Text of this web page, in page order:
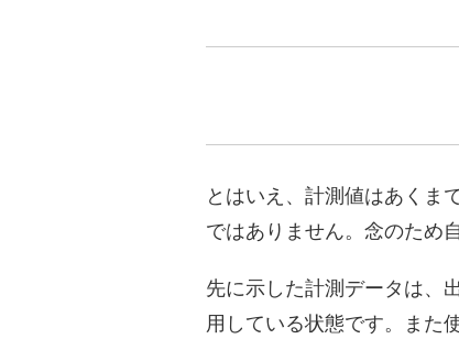
とはいえ、計測値はあくま
ではありません。念のため
先に示した計測データは、
用している状態です。また